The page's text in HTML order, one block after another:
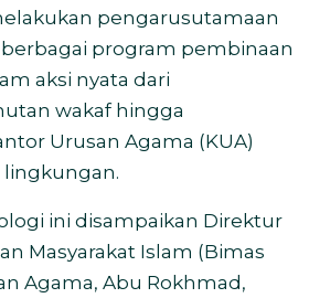
pengarusutamaan
program pembinaan
aksi nyata dari
wakaf hingga
Urusan Agama (KUA)
ini disampaikan Direktur
Masyarakat Islam (Bimas
Agama, Abu Rokhmad,